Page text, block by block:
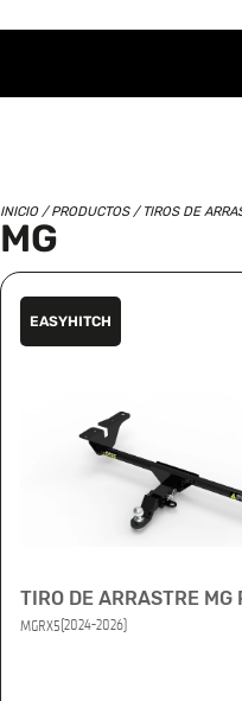
INICIO/PRODUCTOS/ TIROS DE
MG
EASYHITCH
TIRO DE ARRASTRE MG
MGRX5(2024-2026)